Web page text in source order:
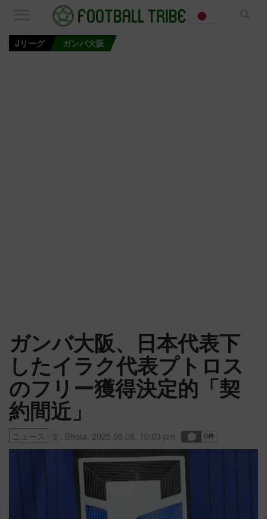
Jリーグ ガンバ大阪
ガンバ大阪、日本代表下
したイラク代表プトロス
のフリー獲得決定的「契
約間近」
ニュース 文: Shota 2025.05.08. 10:03 pm